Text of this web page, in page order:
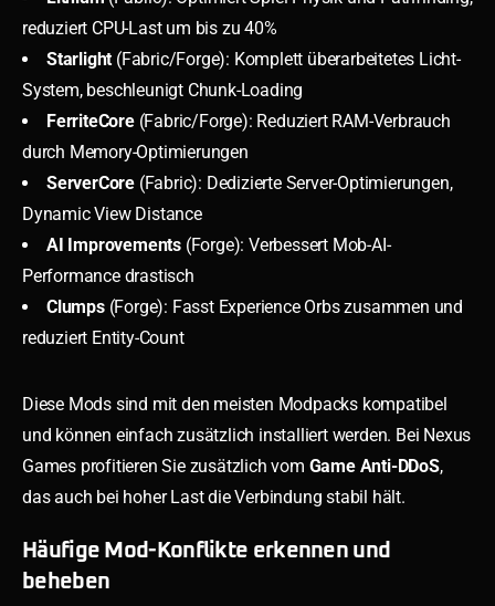
reduziert CPU-Last um bis zu 40%
Starlight (Fabric/Forge): Komplett überarbeitetes Licht-
System, beschleunigt Chunk-Loading
FerriteCore(Fabric/Forge): Reduziert RAM-Verbrauch
durch Memory-Optimierungen
ServerCore (Fabric): Dedizierte Server-Optimierungen,
Dynamic View Distance
AI Improvements (Forge): Verbessert Mob-AI-
Performance drastisch
Clumps(Forge): Fasst Experience Orbs zusammen und
reduziert Entity-Count
Diese Mods sind mit den meisten Modpacks kompatibel
und können einfach zusätzlich installiert werden. Bei Nexus
Games profitieren Sie zusätzlich vom Game Anti-DDoS,
das auch bei hoher Last die Verbindung stabil hält.
Häufige Mod-Konflikte erkennen und
beheben